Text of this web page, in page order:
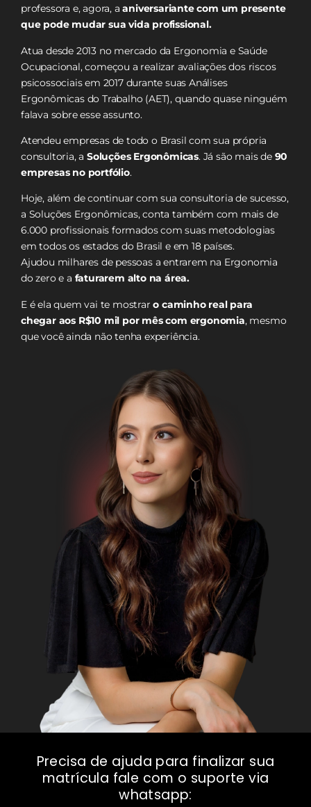
professora e, agora, aaniversariante com um presente
que pode mudar sua vida profissional.
Atua desde 2013 no mercado da Ergonomia e Saúde
Ocupacional, começou a realizar avaliações dos riscos
psicossociais em 2017 durante suas Análises
Ergonômicas do Trabalho (AET), quando quase ninguém
falava sobre esse assunto.
Atendeu empresas de todo o Brasil com sua própria
consultoria, aSoluções Ergonômicas. Já são mais de 90
empresas no portfólio.
Hoje, além de continuar com sua consultoria de sucesso,
a Soluções Ergonômicas, conta também com mais de
6.000 profissionais formados com suas metodologias
em todos os estados do Brasil e em 18 países.
Ajudou milhares de pessoas a entrarem na Ergonomia
do zero e a faturarem alto na área.
E é ela quem vai te mostraro caminho real para
chegar aos R$10 mil por mês com ergonomia, mesmo
que você ainda não tenha experiência.
Precisa de ajuda para finalizar sua
matrícula fale com o suporte via
whatsapp: